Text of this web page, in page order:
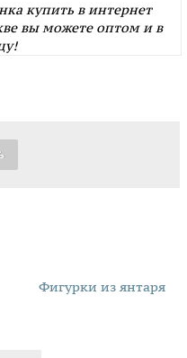
купить в интернет
вы можете оптом и в
Фигурки из янтаря